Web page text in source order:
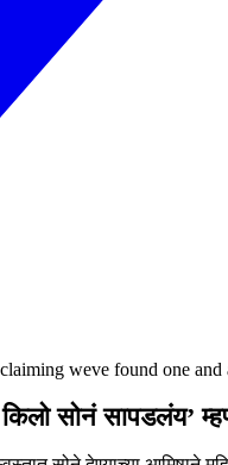
weve found one
सोनं सापडलंय’